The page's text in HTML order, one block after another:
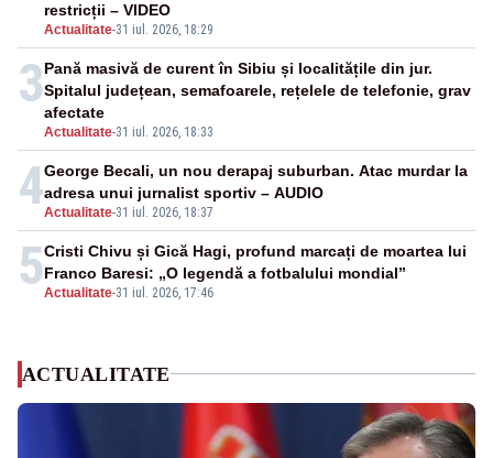
Actualitate-31 iul. 2026, 18:29
restricții – VIDEO
3
Actualitate-31 iul. 2026, 18:33
Pană masivă de curent în Sibiu și localitățile din jur.
Spitalul județean, semafoarele, rețelele de telefonie, grav
afectate
4Actualitate-31 iul. 2026, 18:37
George Becali, un nou derapaj suburban. Atac murdar la
adresa unui jurnalist sportiv – AUDIO
5Actualitate-31 iul. 2026, 17:46
Cristi Chivu și Gică Hagi, profund marcați de moartea lui
Franco Baresi: „O legendă a fotbalului mondial”
ACTUALITATE